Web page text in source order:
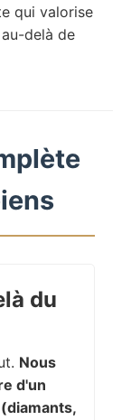
qui valorise
delà de
du
Nous
d'un